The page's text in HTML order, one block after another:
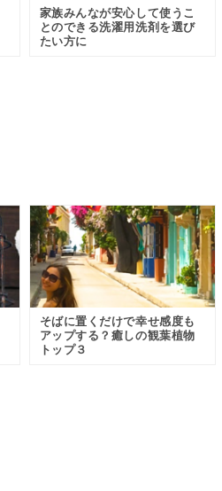
家族みんなが安心して使うこ
とのできる洗濯用洗剤を選び
たい方に
そばに置くだけで幸せ感度も
アップする？癒しの観葉植物
トップ３